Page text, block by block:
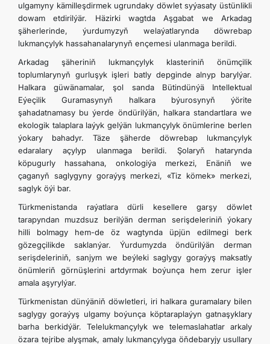
ulgamyny kämilleşdirmek ugrundaky döwlet syýasaty üstünlikli
dowam etdirilýär. Häzirki wagtda Aşgabat we Arkadag
şäherlerinde, ýurdumyzyň welaýatlarynda döwrebap
lukmançylyk hassahanalarynyň ençemesi ulanmaga berildi.
Arkadag şäheriniň lukmançylyk klasteriniň önümçilik
toplumlarynyň gurluşyk işleri batly depginde alnyp barylýar.
Halkara güwänamalar, şol sanda Bütindünýä Intellektual
Eýeçilik Guramasynyň halkara býurosynyň ýörite
şahadatnamasy bu ýerde öndürilýän, halkara standartlara we
ekologik talaplara laýyk gelýän lukmançylyk önümlerine berlen
ýokary bahadyr. Täze şäherde döwrebap lukmançylyk
edaralary açylyp ulanmaga berildi. Şolaryň hatarynda
köpugurly hassahana, onkologiýa merkezi, Enäniň we
çaganyň saglygyny goraýyş merkezi, «Tiz kömek» merkezi,
saglyk öýi bar.
Türkmenistanda raýatlara dürli kesellere garşy döwlet
tarapyndan muzdsuz berilýän derman serişdeleriniň ýokary
hilli bolmagy hem-de öz wagtynda üpjün edilmegi berk
gözegçilikde saklanýar. Ýurdumyzda öndürilýän derman
serişdeleriniň, sanjym we beýleki saglygy goraýyş maksatly
önümleriň görnüşlerini artdyrmak boýunça hem zerur işler
amala aşyrylýar.
Türkmenistan dünýäniň döwletleri, iri halkara guramalary bilen
saglygy goraýyş ulgamy boýunça köptaraplaýyn gatnaşyklary
barha berkidýär. Telelukmançylyk we telemaslahatlar arkaly
özara tejribe alyşmak, amaly lukmançylyga öňdebaryjy usullary